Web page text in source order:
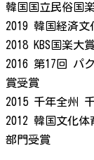
韓国国立民俗国
2019 韓国経済
2018 KBS国楽大
2016 第17回 パ
賞受賞
2015 千年全州
2012 韓国文化
部門受賞